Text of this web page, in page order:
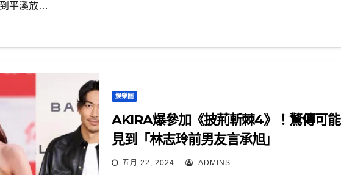
平溪放…
娛樂圈
AKIRA爆參加《披荊斬棘4》！驚傳可能
見到「林志玲前男友言承旭」
五月 22, 2024 ADMINS